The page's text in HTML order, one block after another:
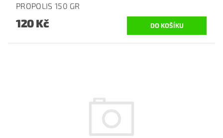
PROPOLIS 150 GR
120 Kč